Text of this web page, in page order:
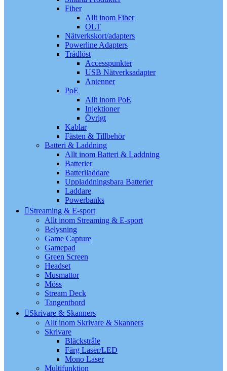
Fiber
Allt inom Fiber
OLT
Nätverkskort/adapters
Powerline Adapters
Trådlöst
Accesspunkter
USB Nätverksadapter
Antenner
PoE
Allt inom PoE
Injektioner
Övrigt
Kablar
Fästen & Tillbehör
Batteri & Laddning
Allt inom Batteri & Laddning
Batterier
Batteriladdare
Uppladdningsbara Batterier
Laddare
Powerbanks
Streaming & E-sport
Allt inom Streaming & E-sport
Belysning
Game Capture
Gamepad
Green Screen
Headset
Musmattor
Möss
Stream Deck
Tangentbord
Skrivare & Skanners
Allt inom Skrivare & Skanners
Skrivare
Bläckstråle
Färg Laser/LED
Mono Laser
Multifunktion